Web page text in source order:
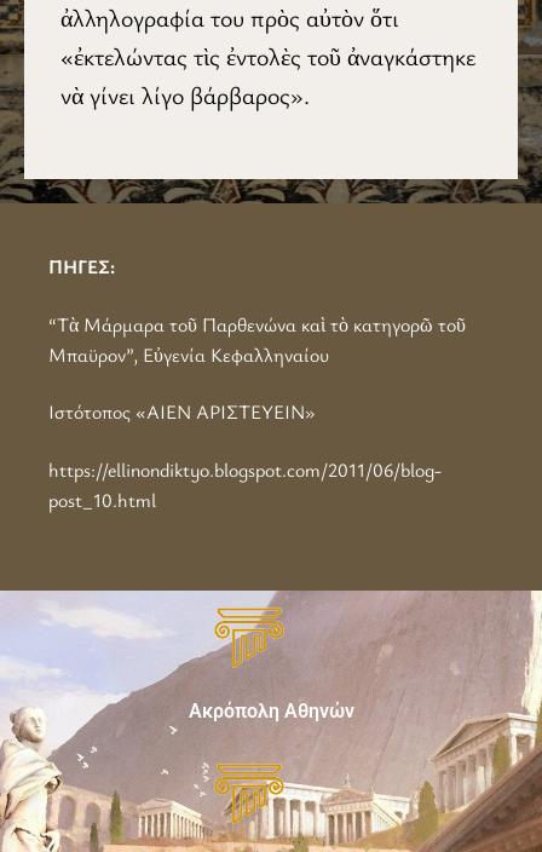
ἀλληλογραφία του πρὸς αὐτὸν ὅτι
«ἐκτελώντας τὶς ἐντολὲς τοῦ ἀναγκάστηκε
νὰ γίνει λίγο βάρβαρος».
ΠΗΓΕΣ:
“Τὰ Μάρμαρα τοῦ Παρθενώνα καὶ τὸ κατηγορῶ τοῦ
Μπαϋρον”, Εὐγενία Κεφαλληναίου
Ιστότοπος «ΑΙΕΝ ΑΡΙΣΤΕΥΕΙΝ»
https://ellinondiktyo.blogspot.com/2011/06/blog-
post_10.html
Ακρόπολη Αθηνών